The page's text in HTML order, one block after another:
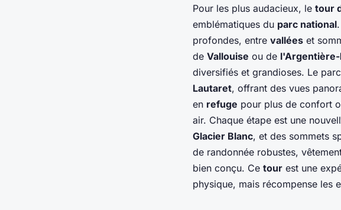
Pour les plus audacieux, le tour
emblématiques du parc national
profondes, entre vallées et
de Vallouise ou de
diversifiés et grandioses. Le
Lautaret, offrant des vues
en refuge pour plus de confort
air. Chaque étape est une
Glacier Blanc, et des sommets
de randonnée robustes,
bien conçu. Ce tour est une
physique, mais récompense les